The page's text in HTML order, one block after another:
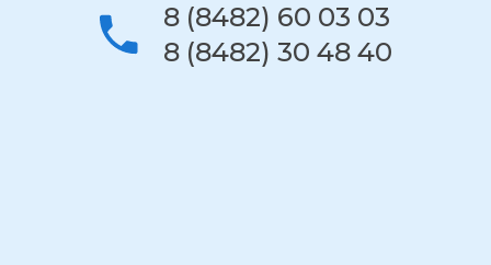
8 (8482) 60 03 03
8 (8482) 30 48 40